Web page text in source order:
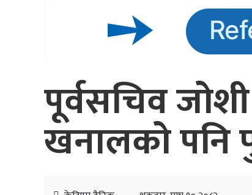
पूर्वसचिव
खनालको पनि